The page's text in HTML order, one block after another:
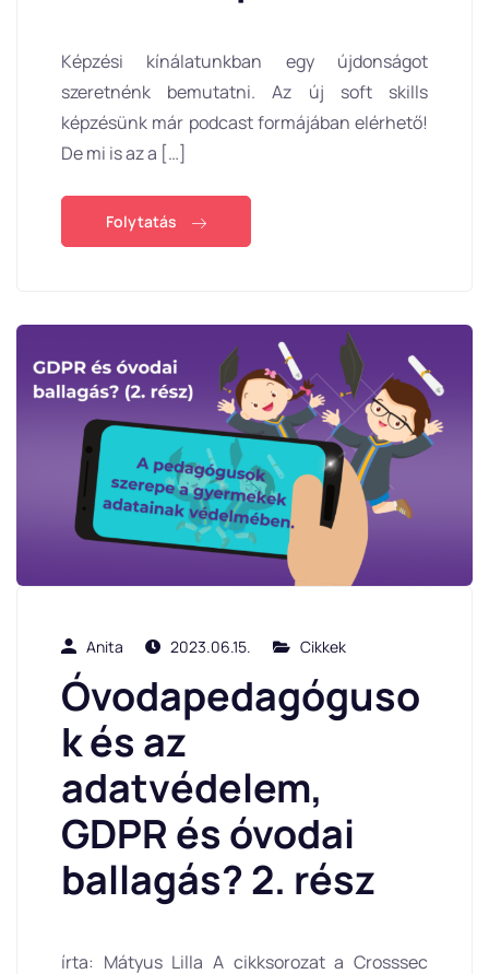
Képzési kínálatunkban egy újdonságot
szeretnénk bemutatni. Az új soft skills
képzésünk már podcast formájában elérhető!
De mi is az a […]
Folytatás
Anita 2023.06.15. Cikkek
Óvodapedagóguso
k és az
adatvédelem,
GDPR és óvodai
ballagás? 2. rész
írta: Mátyus Lilla A cikksorozat a Crosssec